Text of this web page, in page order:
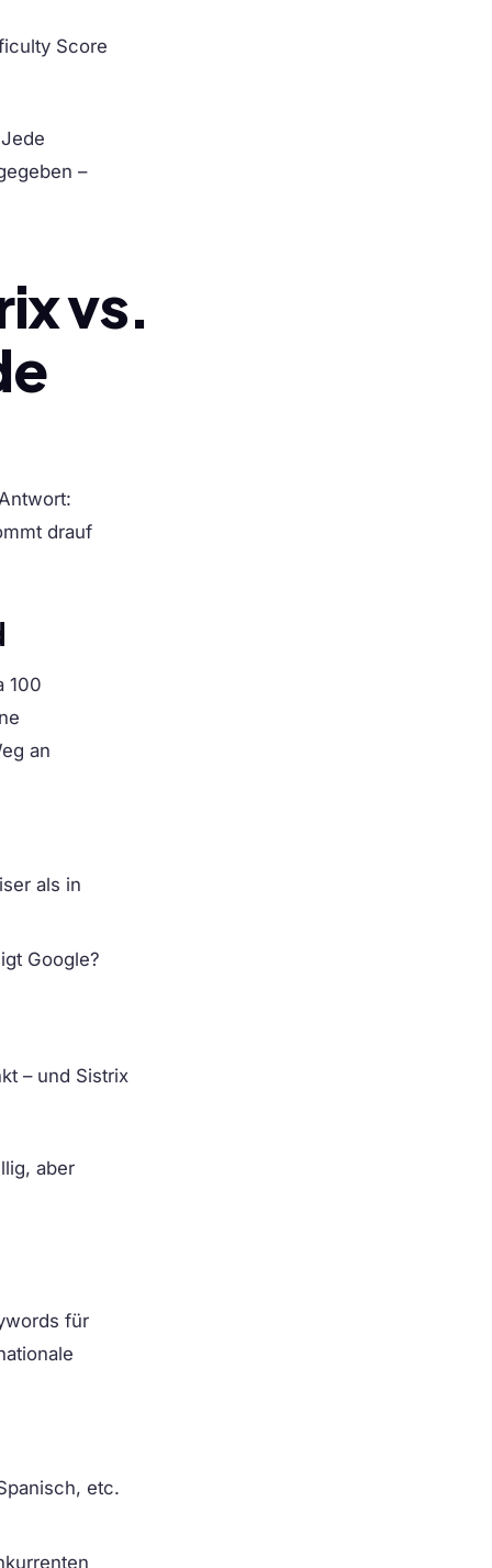
Score
–
vs.
drauf
100
an
als in
Google?
– und Sistrix
aber
für
etc.